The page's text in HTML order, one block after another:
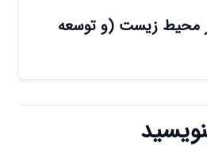
محیط زیست (و توسعه